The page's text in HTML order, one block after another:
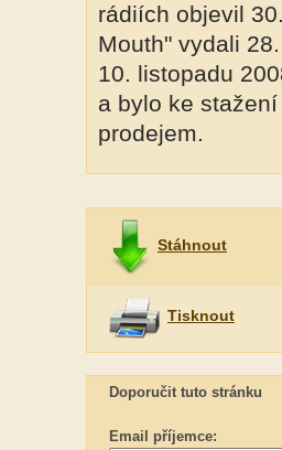
rádiích objevil
Mouth" vydali
10. listopadu
a bylo ke
prodejem.
Stáhnout
Tisknout
Doporučit tuto stránku
Email příjemce: